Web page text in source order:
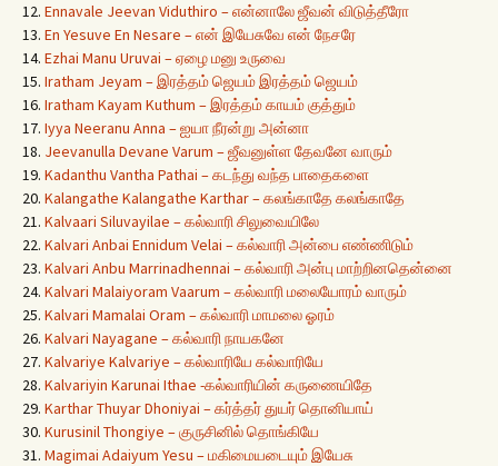
12. Ennavale Jeevan Viduthiro – என்னாலே ஜீவன் விடுத்தீரோ
13. En Yesuve En Nesare – என் இயேசுவே என் நேசரே
14. Ezhai Manu Uruvai – ஏழை மனு உருவை
15. Iratham Jeyam – இரத்தம் ஜெயம் இரத்தம் ஜெயம்
16. Iratham Kayam Kuthum – இரத்தம் காயம் குத்தும்
17. Iyya Neeranu Anna – ஐயா நீரன்று அன்னா
18. Jeevanulla Devane Varum – ஜீவனுள்ள தேவனே வாரும்
19. Kadanthu Vantha Pathai – கடந்து வந்த பாதைகளை
20. Kalangathe Kalangathe Karthar – கலங்காதே கலங்காதே
21. Kalvaari Siluvayilae – கல்வாரி சிலுவையிலே
22. Kalvari Anbai Ennidum Velai – கல்வாரி அன்பை எண்ணிடும்
23. Kalvari Anbu Marrinadhennai – கல்வாரி அன்பு மாற்றினதென்னை
24. Kalvari Malaiyoram Vaarum – கல்வாரி மலையோரம் வாரும்
25. Kalvari Mamalai Oram – கல்வாரி மாமலை ஓரம்
26. Kalvari Nayagane – கல்வாரி நாயகனே
27. Kalvariye Kalvariye – கல்வாரியே கல்வாரியே
28. Kalvariyin Karunai Ithae -கல்வாரியின் கருணையிதே
29. Karthar Thuyar Dhoniyai – கர்த்தர் துயர் தொனியாய்
30. Kurusinil Thongiye – குருசினில் தொங்கியே
31. Magimai Adaiyum Yesu – மகிமையடையும் இயேசு